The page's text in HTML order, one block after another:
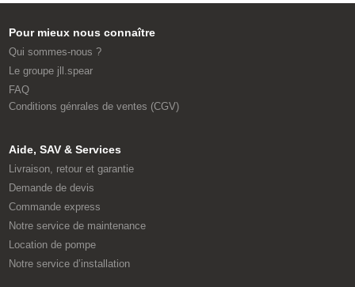
Pour mieux nous connaître
Qui sommes-nous ?
Le groupe jll.spear
FAQ
Conditions génrales de ventes (CGV)
Aide, SAV & Services
Livraison, retour et garantie
Demande de devis
Commande express
Notre service de maintenance
Location de pompe
Notre service d’installation